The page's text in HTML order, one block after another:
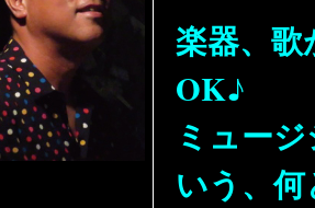
楽器、
OK♪
ミュー
いう、